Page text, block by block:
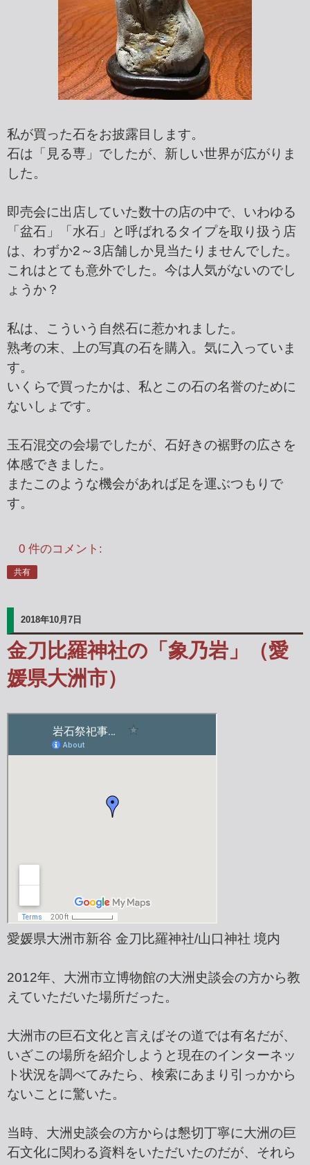
私が買った石をお披露目します。
石は「見る専」でしたが、新しい世界が広がりま
した。
即売会に出店していた数十の店の中で、いわゆる
「盆石」「水石」と呼ばれるタイプを取り扱う店
は、わずか2～3店舗しか見当たりませんでした。
これはとても意外でした。今は人気がないのでし
ょうか？
私は、こういう自然石に惹かれました。
熟考の末、上の写真の石を購入。気に入っていま
す。
いくらで買ったかは、私とこの石の名誉のために
ないしょです。
玉石混交の会場でしたが、石好きの裾野の広さを
体感できました。
またこのような機会があれば足を運ぶつもりで
す。
0 件のコメント:
共有
2018年10月7日
金刀比羅神社の「象乃岩」（愛
媛県大洲市）
愛媛県大洲市新谷 金刀比羅神社/山口神社 境内
2012年、大洲市立博物館の大洲史談会の方から教
えていただいた場所だった。
大洲市の巨石文化と言えばその道では有名だが、
いざこの場所を紹介しようと現在のインターネッ
ト状況を調べてみたら、検索にあまり引っかから
ないことに驚いた。
当時、大洲史談会の方からは懇切丁寧に大洲の巨
石文化に関わる資料をいただいたのだが、それら